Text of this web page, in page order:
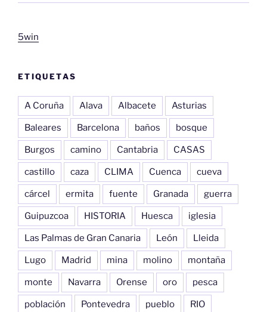
5win
ETIQUETAS
A Coruña Alava Albacete Asturias
Baleares Barcelona baños bosque
Burgos camino Cantabria CASAS
castillo caza CLIMA Cuenca cueva
cárcel ermita fuente Granada guerra
Guipuzcoa HISTORIA Huesca iglesia
Las Palmas de Gran Canaria León Lleida
Lugo Madrid mina molino montaña
monte Navarra Orense oro pesca
población Pontevedra pueblo RIO